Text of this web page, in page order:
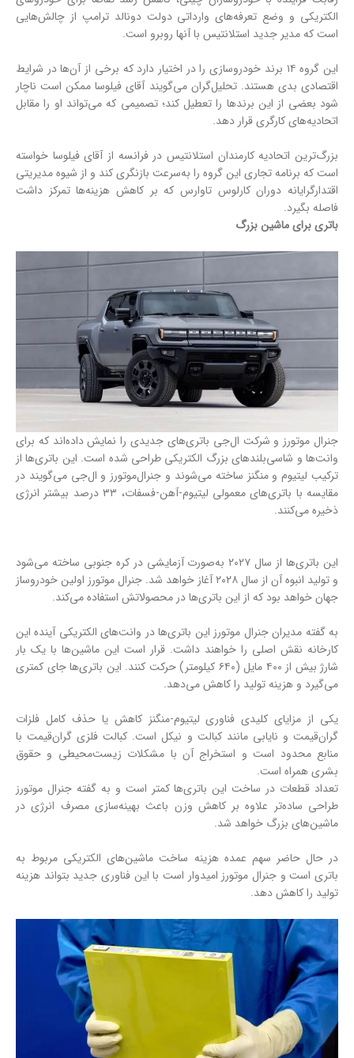
الکتریکی و وضع تعرفه‌های وارداتی دولت دونالد ترامپ از چالش‌هایی
است که مدیر جدید استلانتیس با آنها روبرو است.
این گروه ۱۴ برند خودروسازی را در اختیار دارد که برخی از آن‌ها در شرایط
اقتصادی بدی هستند. تحلیل‌گران می‌گویند آقای فیلوسا ممکن است ناچار
شود بعضی از این برندها را تعطیل کند؛ تصمیمی که می‌تواند او را مقابل
اتحادیه‌های کارگری قرار دهد.
بزرگ‌ترین اتحادیه کارمندان استلانتیس در فرانسه از آقای فیلوسا خواسته
است که برنامه تجاری این گروه را به‌سرعت بازنگری کند و از شیوه مدیریتی
اقتدارگرایانه دوران کارلوس تاوارس که بر کاهش هزینه‌ها تمرکز داشت
فاصله بگیرد.
باتری برای ماشین بزرگ
جنرال موتورز و شرکت ال‌جی باتری‌های جدیدی را نمایش داده‌اند که برای
وانت‌ها و شاسی‌بلندهای بزرگ الکتریکی طراحی شده است. این باتری‌ها از
ترکیب لیتیوم و منگنز ساخته می‌شوند و جنرال‌موتورز و ال‌جی می‌گویند در
مقایسه با باتری‌های معمولی لیتیوم-آهن-فسفات، ۳۳ درصد بیشتر انرژی
ذخیره می‌کنند.
این باتری‌ها از سال ۲۰۲۷ به‌صورت آزمایشی در کره جنوبی ساخته می‌شود
و تولید انبوه آن از سال ۲۰۲۸ آغاز خواهد شد. جنرال موتورز اولین خودروساز
جهان خواهد بود که از این باتری‌ها در محصولاتش استفاده می‌کند.
به گفته مدیران جنرال موتورز این باتری‌ها در وانت‌های الکتریکی آینده این
کارخانه نقش اصلی را خواهند داشت. قرار است این ماشین‌ها با یک ‌بار
شارژ بیش از ۴۰۰ مایل (۶۴۰ کیلومتر) حرکت کنند. این‌ باتری‌ها جای کمتری
می‌گیرد و هزینه‌ تولید را کاهش می‌دهد.
یکی از مزایای کلیدی فناوری لیتیوم-منگنز کاهش یا حذف کامل فلزات
گران‌قیمت و نایابی مانند کبالت و نیکل است. کبالت فلزی گران‌قیمت با
منابع محدود است و استخراج آن با مشکلات زیست‌محیطی و حقوق
بشری همراه است.
تعداد قطعات در ساخت این باتری‌ها کمتر است و به گفته جنرال موتورز
طراحی ساده‌تر علاوه بر کاهش وزن باعث بهینه‌سازی مصرف انرژی در
ماشین‌های بزرگ خواهد شد.
در حال حاضر سهم عمده هزینه ساخت ماشین‌های الکتریکی مربوط به
باتری است و جنرال موتورز امیدوار است با این فناوری جدید بتواند هزینه
تولید را کاهش دهد.